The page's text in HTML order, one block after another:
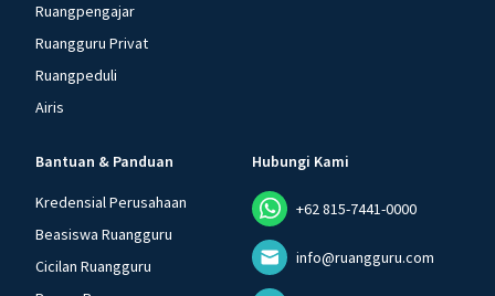
Ruangpengajar
Ruangguru Privat
Ruangpeduli
Airis
Bantuan & Panduan
Kredensial Perusahaan
Beasiswa Ruangguru
Cicilan Ruangguru
Hubungi Kami
+62 815-7441-0000
info@ruangguru.com